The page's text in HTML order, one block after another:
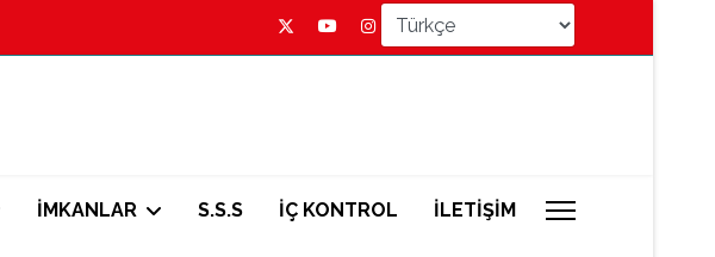
İMKANLAR S.S.S İÇ KONTROL İLETİŞİM